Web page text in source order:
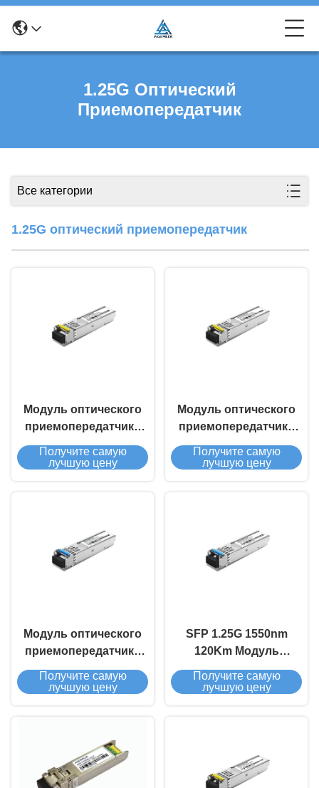
1.25G Оптический
Приемопередатчик
Все категории
1.25G оптический приемопередатчик
Модуль оптического
приемопередатчика
SFP 1.25G BIDI 120 км
Получите самую
лучшую цену
Модуль оптического
приемопередатчика
SFP 1.25G BIDI 80Km
Получите самую
лучшую цену
Модуль оптического
приемопередатчика
SFP 1.25G BIDI 40 км
Получите самую
лучшую цену
SFP 1.25G 1550nm
120Km Модуль
оптического
приемопередатчика
Получите самую
лучшую цену